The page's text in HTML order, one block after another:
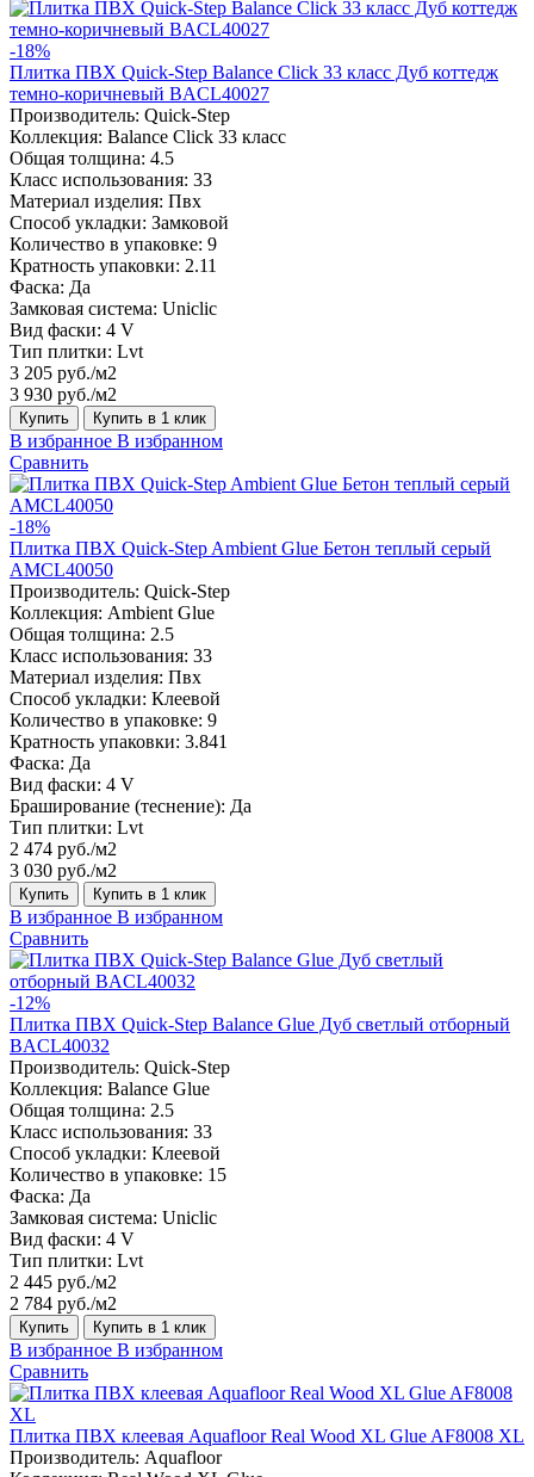
-18%
Плитка ПВХ Quick-Step Balance Click 33 класс Дуб коттедж
темно-коричневый BACL40027
Производитель: Quick-Step
Коллекция: Balance Click 33 класс
Общая толщина: 4.5
Класс использования: 33
Материал изделия: Пвх
Способ укладки: Замковой
Количество в упаковке: 9
Кратность упаковки: 2.11
Фаска: Да
Замковая система: Uniclic
Вид фаски: 4 V
Тип плитки: Lvt
3 205 руб./м2
3 930 руб./м2
Купить Купить в 1 клик
В избранное В избранном
Сравнить
-18%
Плитка ПВХ Quick-Step Ambient Glue Бетон теплый серый
AMCL40050
Производитель: Quick-Step
Коллекция: Ambient Glue
Общая толщина: 2.5
Класс использования: 33
Материал изделия: Пвх
Способ укладки: Клеевой
Количество в упаковке: 9
Кратность упаковки: 3.841
Фаска: Да
Вид фаски: 4 V
Браширование (теснение): Да
Тип плитки: Lvt
2 474 руб./м2
3 030 руб./м2
Купить Купить в 1 клик
В избранное В избранном
Сравнить
-12%
Плитка ПВХ Quick-Step Balance Glue Дуб светлый отборный
BACL40032
Производитель: Quick-Step
Коллекция: Balance Glue
Общая толщина: 2.5
Класс использования: 33
Способ укладки: Клеевой
Количество в упаковке: 15
Фаска: Да
Замковая система: Uniclic
Вид фаски: 4 V
Тип плитки: Lvt
2 445 руб./м2
2 784 руб./м2
Купить Купить в 1 клик
В избранное В избранном
Сравнить
Плитка ПВХ клеевая Aquafloor Real Wood XL Glue AF8008 XL
Производитель: Aquafloor